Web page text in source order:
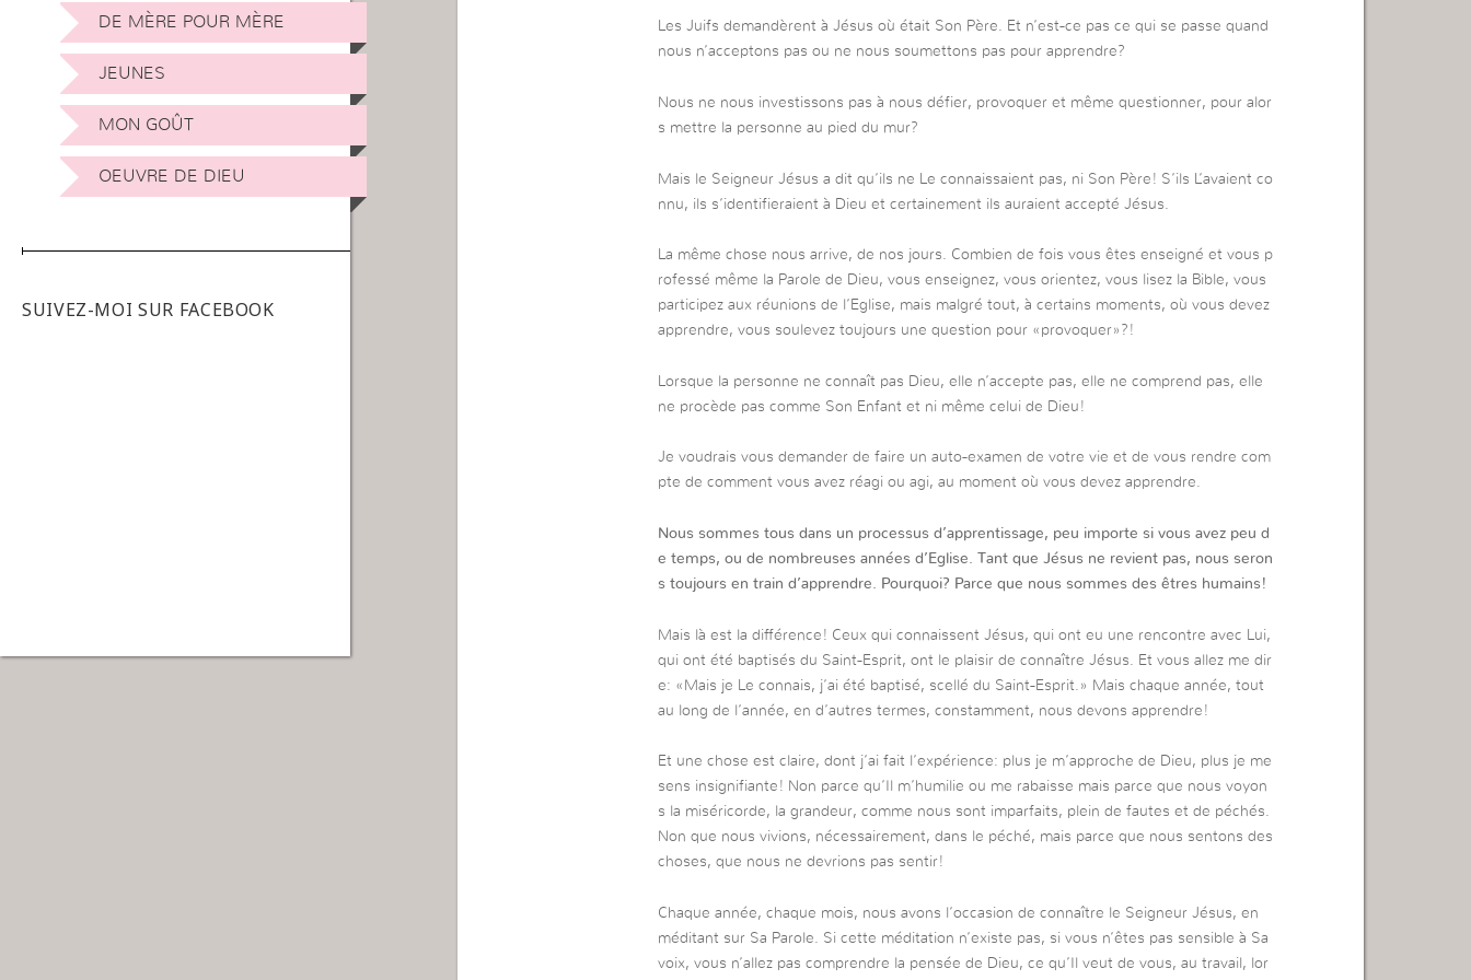
DE MÈRE POUR MÈRE
JEUNES
MON GOÛT
OEUVRE DE DIEU
SUIVEZ-MOI SUR FACEBOOK
Les Juifs demandèrent à Jésus où était Son Père. Et n’est-ce pas ce qui se passe quand
nous n’acceptons pas ou ne nous soumettons pas pour apprendre?
Nous ne nous investissons pas à nous défier, provoquer et même questionner, pour alor
s mettre la personne au pied du mur?
Mais le Seigneur Jésus a dit qu’ils ne Le connaissaient pas, ni Son Père! S’ils L’avaient co
nnu, ils s’identifieraient à Dieu et certainement ils auraient accepté Jésus.
La même chose nous arrive, de nos jours. Combien de fois vous êtes enseigné et vous p
rofessé même la Parole de Dieu, vous enseignez, vous orientez, vous lisez la Bible, vous
participez aux réunions de l’Eglise, mais malgré tout, à certains moments, où vous devez
apprendre, vous soulevez toujours une question pour «provoquer»?!
Lorsque la personne ne connaît pas Dieu, elle n’accepte pas, elle ne comprend pas, elle
ne procède pas comme Son Enfant et ni même celui de Dieu!
Je voudrais vous demander de faire un auto-examen de votre vie et de vous rendre com
pte de comment vous avez réagi ou agi, au moment où vous devez apprendre.
Nous sommes tous dans un processus d’apprentissage, peu importe si vous avez peu d
e temps, ou de nombreuses années d’Eglise. Tant que Jésus ne revient pas, nous seron
s toujours en train d’apprendre. Pourquoi? Parce que nous sommes des êtres humains!
Mais là est la différence! Ceux qui connaissent Jésus, qui ont eu une rencontre avec Lui,
qui ont été baptisés du Saint-Esprit, ont le plaisir de connaître Jésus. Et vous allez me dir
e: «Mais je Le connais, j’ai été baptisé, scellé du Saint-Esprit.» Mais chaque année, tout
au long de l’année, en d’autres termes, constamment, nous devons apprendre!
Et une chose est claire, dont j’ai fait l’expérience: plus je m’approche de Dieu, plus je me
sens insignifiante! Non parce qu’Il m’humilie ou me rabaisse mais parce que nous voyon
s la miséricorde, la grandeur, comme nous sont imparfaits, plein de fautes et de péchés.
Non que nous vivions, nécessairement, dans le péché, mais parce que nous sentons des
choses, que nous ne devrions pas sentir!
Chaque année, chaque mois, nous avons l’occasion de connaître le Seigneur Jésus, en
méditant sur Sa Parole. Si cette méditation n’existe pas, si vous n’êtes pas sensible à Sa
voix, vous n’allez pas comprendre la pensée de Dieu, ce qu’Il veut de vous, au travail, lor